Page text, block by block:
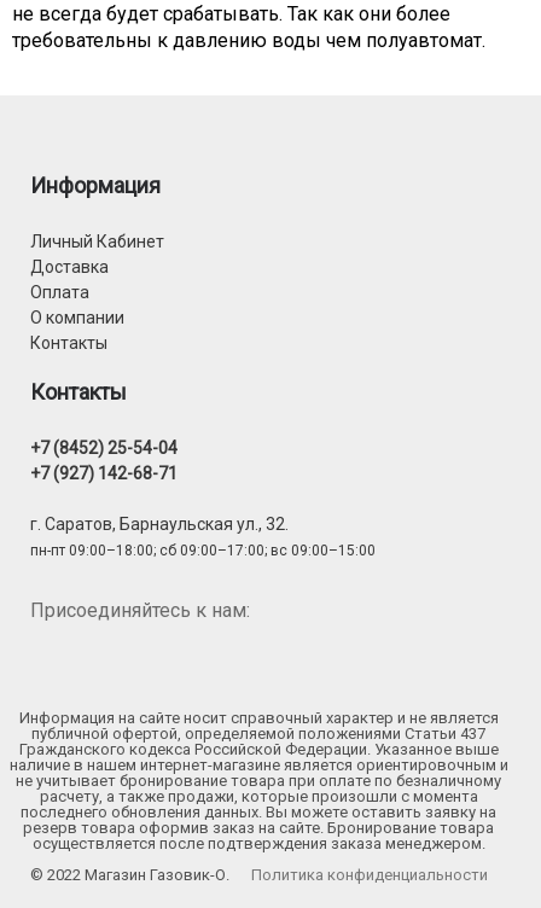
не всегда будет срабатывать. Так как они более
требовательны к давлению воды чем полуавтомат.
Информация
Личный Кабинет
Доставка
Оплата
О компании
Контакты
Контакты
+7 (8452) 25-54-04
+7 (927) 142-68-71
г. Саратов, Барнаульская ул., 32.
пн-пт 09:00–18:00; сб 09:00–17:00; вс 09:00–15:00
Присоединяйтесь к нам:
Информация на сайте носит справочный характер и не является
публичной офертой, определяемой положениями Статьи 437
Гражданского кодекса Российской Федерации. Указанное выше
наличие в нашем интернет-магазине является ориентировочным и
не учитывает бронирование товара при оплате по безналичному
расчету, а также продажи, которые произошли с момента
последнего обновления данных. Вы можете оставить заявку на
резерв товара оформив заказ на сайте. Бронирование товара
осуществляется после подтверждения заказа менеджером.
© 2022 Магазин Газовик-О.
Политика конфиденциальности